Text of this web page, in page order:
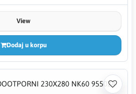
View
Dodaj u korpu